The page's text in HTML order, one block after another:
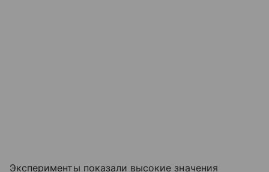
Эксперименты показали высокие значения